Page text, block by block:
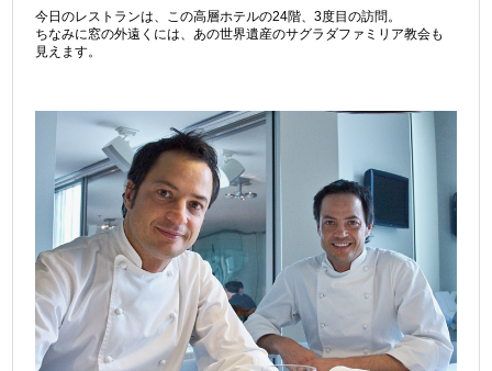
今日のレストランは、この高層ホテルの24階、3度目の訪問。
ちなみに窓の外遠くには、あの世界遺産のサグラダファミリア教会も
見えます。